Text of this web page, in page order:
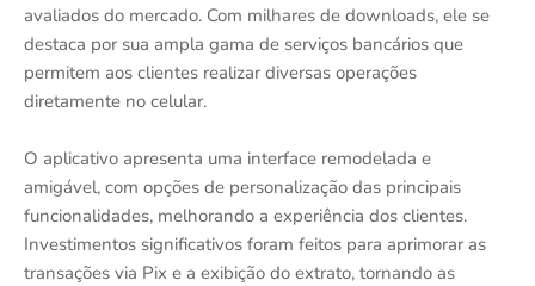
avaliados do mercado. Com milhares de downloads, ele se
destaca por sua ampla gama de serviços bancários que
permitem aos clientes realizar diversas operações
diretamente no celular.
O aplicativo apresenta uma interface remodelada e
amigável, com opções de personalização das principais
funcionalidades, melhorando a experiência dos clientes.
Investimentos significativos foram feitos para aprimorar as
transações via Pix e a exibição do extrato, tornando as